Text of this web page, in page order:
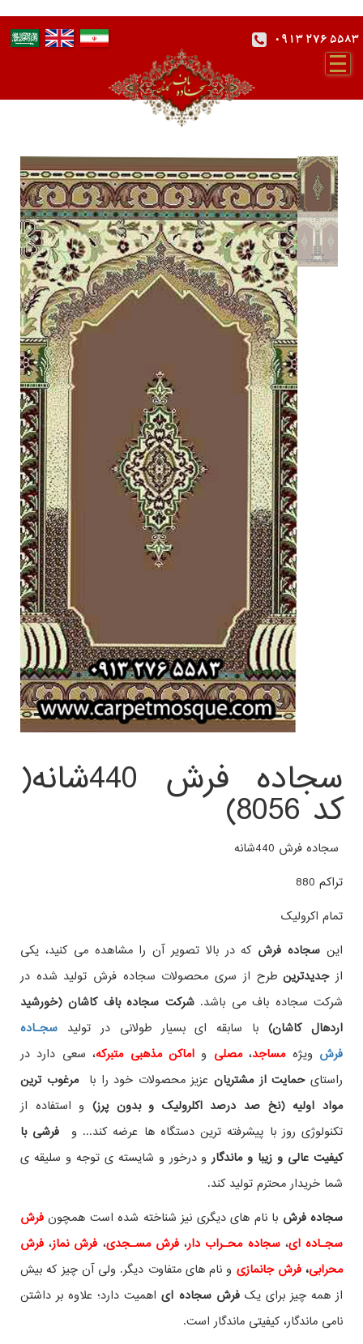
0913 276 5583
سجاده فرش 440شانه(
کد 8056)
سجاده فرش 440شانه
تراکم 880
تمام اکرولیک
این سجاده فرش که در بالا تصویر آن را مشاهده می کنید، یکی
ازجدیدترینطرح از سری محصولات سجاده فرش تولید شده در
شرکت سجاده باف می باشد.شرکت سجاده باف کاشان (خورشید
اردهال کاشان)با سابقه ای بسیار طولانی در تولید سجـاده
فرش ویژهمساجد،مصلی و اماکن مذهبی متبرکه، سعی دارد در
راستایحمایت از مشتریانعزیز محصولات خود را بامرغوب ترین
مواد اولیه (نخ صد درصد اکلرولیک و بدون پرز) و استفاده از
تکنولوژی روز با پیشرفته ترین دستگاه ها عرضه کند... و فرشی با
کیفیت عالی و زیبا و ماندگارو درخور و شایسته ی توجه و سلیقه ی
شما خریدار محترم تولید کند.
سجاده فرش با نام های دیگری نیز شناخته شده است همچونفرش
سجـاده ای، سجاده محـراب دار،فرش مسـجدی، فرش نماز، فرش
محرابی، فرش جانمازی و نام های متفاوت دیگر. ولی آن چیز که بیش
از همه چیز برای یکفرش سجاده ایاهمیت دارد؛ علاوه بر داشتن
نامی ماندگار، کیفیتی ماندگار است.